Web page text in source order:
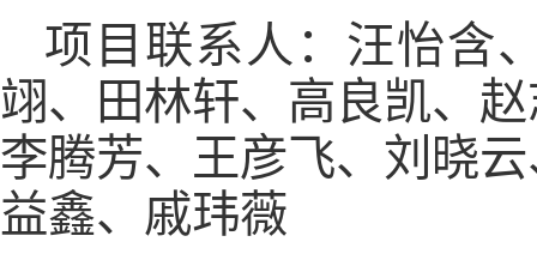
项目联系人：汪怡含
翊、田林轩、高良凯、
李腾芳、王彦飞、刘晓
益鑫、戚玮薇